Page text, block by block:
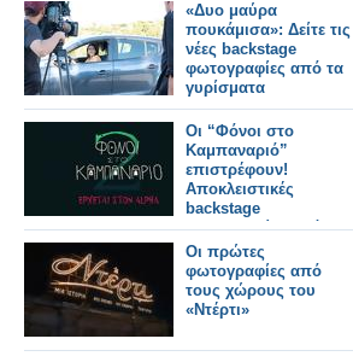
«Δυο μαύρα
πουκάμισα»: Δείτε τις
νέες backstage
φωτογραφίες από τα
γυρίσματα
Οι “Φόνοι στο
Καμπαναριό”
επιστρέφουν!
Αποκλειστικές
backstage
φωτογραφίες από τα
γυρίσματα!
Οι πρώτες
φωτογραφίες από
τους χώρους του
«Ντέρτι»